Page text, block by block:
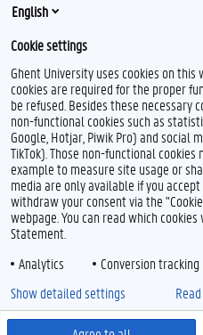
F
a
c
e
b
o
o
k
T
w
i
t
t
e
r
L
i
n
k
e
d
Y
o
u
T
u
b
e
F
l
i
c
k
r
Feedback
Privacy
Disclaimer
Toegankelijkheid
© 2026 Universiteit Gent
English
Cookie settings
Ghent University uses cookies on
cookies are required for the proper
be refused. Besides these necessary
non-functional cookies such as
Google, Hotjar, Piwik Pro) and social
TikTok). Those non-functional
example to measure site usage or
media are only available if you
withdraw your consent via the
webpage. You can read which
Statement.
Analytics
Conversion tracking
Show detailed settings